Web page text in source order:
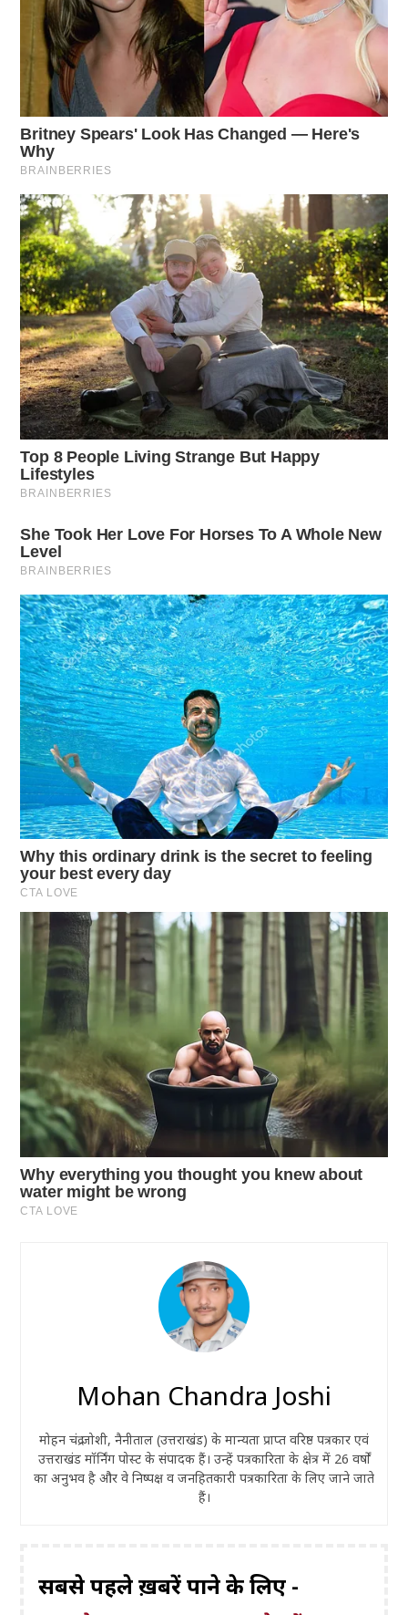
Mohan Chandra Joshi
मोहन चंद्र जोशी, नैनीताल (उत्तराखंड) के मान्यता प्राप्त वरिष्ठ पत्रकार एवं
उत्तराखंड मॉर्निंग पोस्ट के संपादक हैं। उन्हें पत्रकारिता के क्षेत्र में 26 वर्षों
का अनुभव है और वे निष्पक्ष व जनहितकारी पत्रकारिता के लिए जाने जाते
हैं।
सबसे पहले ख़बरें पाने के लिए -